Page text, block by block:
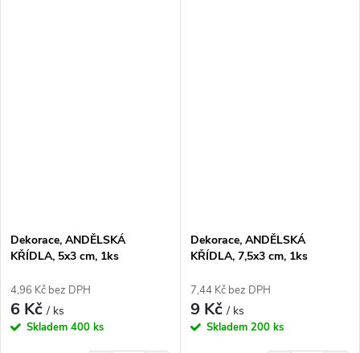
Dekorace, ANDĚLSKÁ
KŘÍDLA, 5x3 cm, 1ks
4,96 Kč bez DPH
6 Kč/ ks
Skladem 400 ks
Dekorace, ANDĚLSKÁ
KŘÍDLA, 7,5x3 cm, 1ks
7,44 Kč bez DPH
9 Kč/ ks
Skladem 200 ks